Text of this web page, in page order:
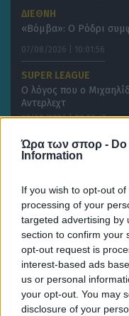
Ώρα των σπορ -
Information
If you wish to opt-out
processing of your
targeted advertising by
section to confirm your
opt-out request is
interest-based ads
us or personal
your opt-out. You may
disclosure of your
ΔΙΕΘΝΗ
«Βόμβα»: Ο Ρόδρι
07/08/2026 | 10:01:56
SUPER LEAGUE
Ο λόγος που ο
Αντερλεχτ
07/08/2026 | 09:39:43
ΔΙΕΘΝΗ
Παυλίδης on…fire: